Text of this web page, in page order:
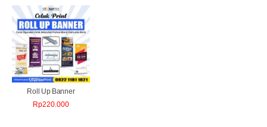
Roll Up Banner
Rp220.000